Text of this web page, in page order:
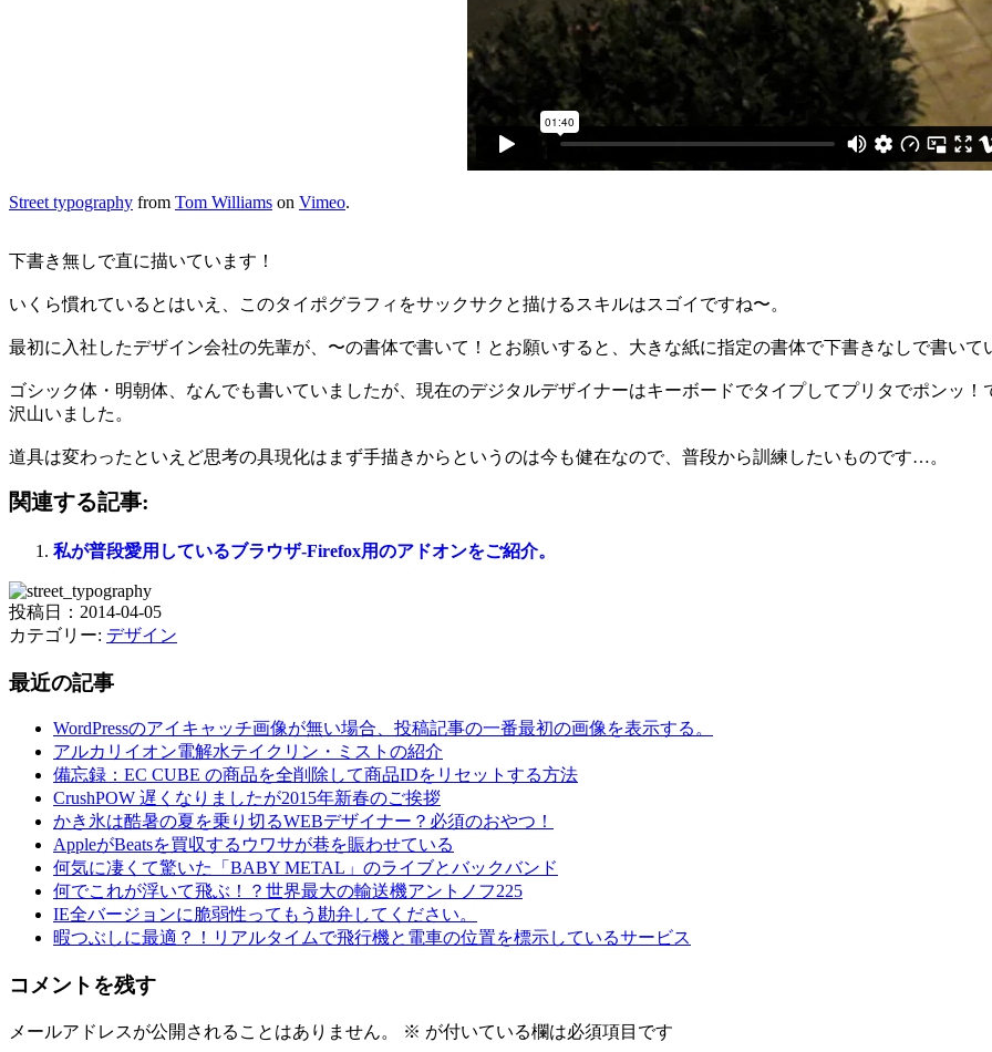
Street typography from Tom Williams on Vimeo.
下書き無しで直に描いています！
いくら慣れているとはいえ、このタイポグラフィをサックサクと描けるスキルはスゴイですね〜。
最初に入社したデザイン会社の先輩が、〜の書体で書いて！とお願いすると、大きな紙に指定の書体で下書きなしで書いて
ゴシック体・明朝体、なんでも書いていましたが、現在のデジタルデザイナーはキーボードでタイプしてプリタでポンッ
沢山いました。
道具は変わったといえど思考の具現化はまず手描きからというのは今も健在なので、普段から訓練したいものです…。
関連する記事:
私が普段愛用しているブラウザ-Firefox用のアドオンをご紹介。
投稿日：2014-04-05
カテゴリー: デザイン
最近の記事
WordPressのアイキャッチ画像が無い場合、投稿記事の一番最初の画像を表示する。
アルカリイオン電解水テイクリン・ミストの紹介
備忘録：EC CUBE の商品を全削除して商品IDをリセットする方法
CrushPOW 遅くなりましたが2015年新春のご挨拶
かき氷は酷暑の夏を乗り切るWEBデザイナー？必須のおやつ！
AppleがBeatsを買収するウワサが巷を賑わせている
何気に凄くて驚いた「BABY METAL」のライブとバックバンド
何でこれが浮いて飛ぶ！？世界最大の輸送機アントノフ225
IE全バージョンに脆弱性ってもう勘弁してください。
暇つぶしに最適？！リアルタイムで飛行機と電車の位置を標示しているサービス
コメントを残す
メールアドレスが公開されることはありません。 ※ が付いている欄は必須項目です